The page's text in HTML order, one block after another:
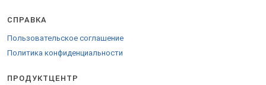
Наши контакты на
СПРАВКА
Пользовательское соглашение
Политика конфиденциальности
ПРОДУКТЦЕНТР